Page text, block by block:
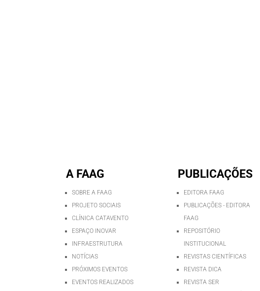
A FAAG
SOBRE A FAAG
PROJETO SOCIAIS
CLÍNICA CATAVENTO
ESPAÇO INOVAR
INFRAESTRUTURA
NOTÍCIAS
PRÓXIMOS EVENTOS
EVENTOS REALIZADOS
PUBLICAÇÕES
EDITORA FAAG
PUBLICAÇÕES - EDITORA
FAAG
REPOSITÓRIO
INSTITUCIONAL
REVISTAS CIENTÍFICAS
REVISTA DICA
REVISTA SER